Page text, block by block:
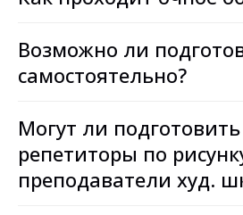
Возможно ли
самостоятельно?
Могут ли подготовить
репетиторы по
преподаватели худ.